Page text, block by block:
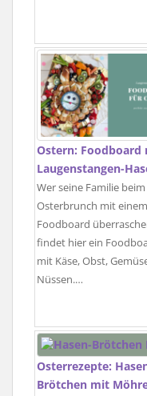
Ostern: Foodboard
Laugenstangen-
Wer seine Familie beim
Osterbrunch mit einem
Foodboard
findet hier ein
mit Käse, Obst,
Nüssen.…
Osterrezepte:
Brötchen mit